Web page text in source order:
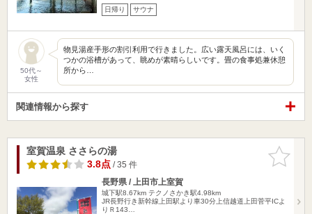
日帰り サウナ
50代～
女性
物見湯産手形の割引利用で行きました。広い露天風呂には、いく
つかの浴槽があって、眺めが素晴らしいです。畳の食事処兼休憩
所から…
関連情報から探す
お気に入
りに追加
室賀温泉 ささらの湯
3.8点/ 35 件
長野県 / 上田市上室賀
城下駅8.67km テクノさかき駅4.98km
JR長野行き新幹線上田駅より車30分上信越道上田菅平ICよ
りＲ143…